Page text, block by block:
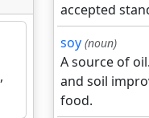
,
accepted
soy (noun)
A source of
and soil
food.